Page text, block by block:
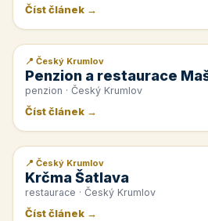
Číst článek →
📰 PR článek
📍 Český Krumlov
Penzion a restaurace
penzion · Český Krumlov
Číst článek →
📰 PR článek
📍 Český Krumlov
Krčma Šatlava
restaurace · Český Krumlov
Číst článek →